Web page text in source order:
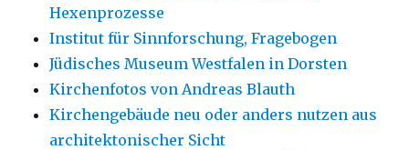
Hexenprozesse
Institut für Sinnforschung, Fragebogen
Jüdisches Museum Westfalen in Dorsten
Kirchenfotos von Andreas Blauth
Kirchengebäude neu oder anders nutzen aus
architektonischer Sicht